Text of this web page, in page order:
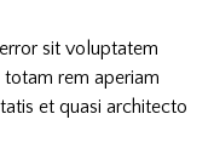
sit voluptatem
rem aperiam
et quasi architecto